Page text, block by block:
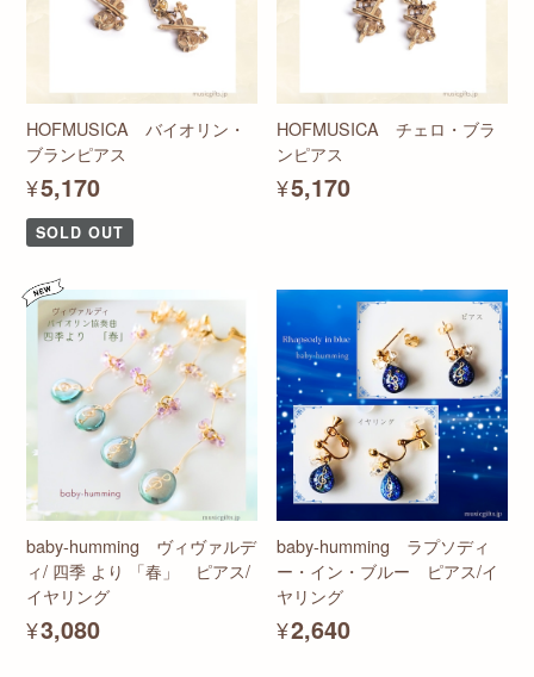
HOFMUSICA バイオリン・
ブランピアス
¥5,170
SOLD OUT
HOFMUSICA チェロ・ブラ
ンピアス
¥5,170
baby-humming ヴィヴァルデ
ィ/ 四季 より 「春」 ピアス/
イヤリング
¥3,080
baby-humming ラプソディ
ー・イン・ブルー ピアス/イ
ヤリング
¥2,640